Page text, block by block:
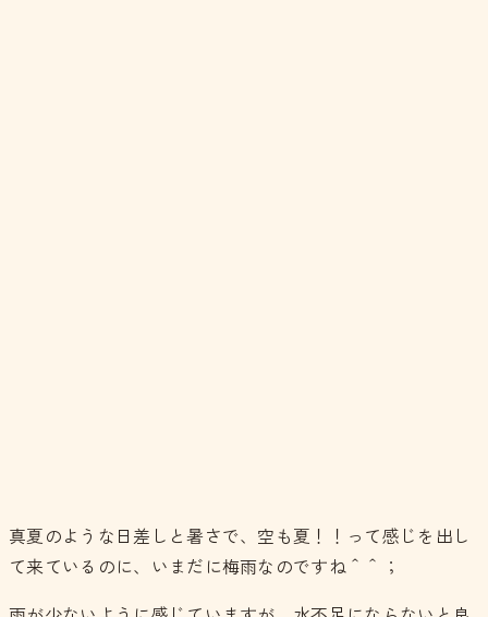
真夏のような日差しと暑さで、空も夏！！って感じを出し
て来ているのに、いまだに梅雨なのですね＾＾；